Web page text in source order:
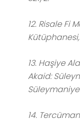
12. Risale Fi
13. Haşiye
Akaid:
14.